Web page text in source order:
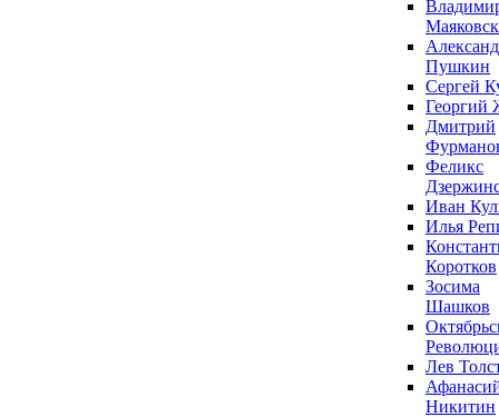
Пушкин
Сергей
Георгий
Дмитрий
Феликс
Иван
Илья
Коротков
Зосима
Шашков
Лев
Никитин